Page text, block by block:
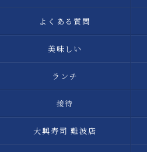
よくある質問
美味しい
ランチ
接待
大興寿司 難波店